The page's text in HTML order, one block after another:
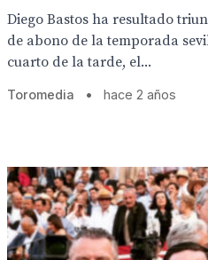
Diego Bastos ha resultado
de abono de la temporada
cuarto de la tarde, el...
Toromedia • hace 2 años